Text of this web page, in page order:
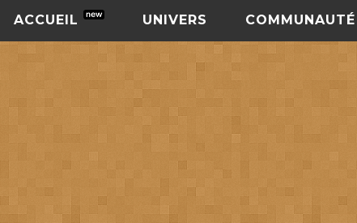
ACCUEIL UNIVERS COMMUNAUTÉ